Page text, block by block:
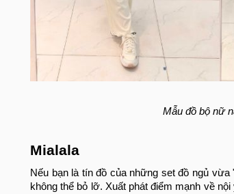
Mẫu đồ bộ nữ
Mialala
Nếu bạn là tín đồ của những set đồ ngủ
không thể bỏ lỡ. Xuất phát điểm mạnh về